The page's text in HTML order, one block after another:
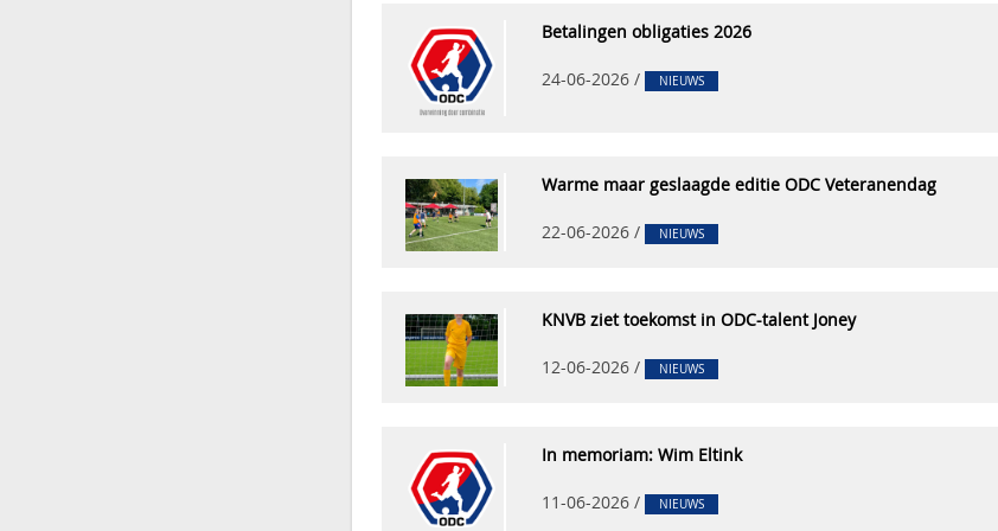
Betalingen obligaties 2026
24-06-2026 / NIEUWS
Warme maar geslaagde editie ODC Veteranendag
22-06-2026 / NIEUWS
KNVB ziet toekomst in ODC-talent Joney
12-06-2026 / NIEUWS
In memoriam: Wim Eltink
11-06-2026 / NIEUWS